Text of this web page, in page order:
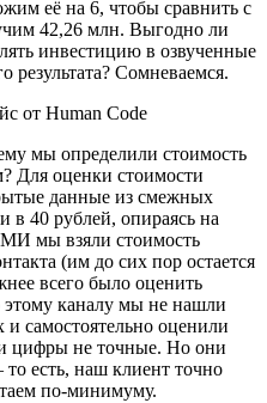
её на 6, чтобы сравнить с
42,26 млн. Выгодно ли
инвестицию в озвученные
результата? Сомневаемся.
мы определили стоимость
Для оценки стоимости
данные из смежных
в 40 рублей, опираясь на
мы взяли стоимость
(им до сих пор остается
всего было оценить
этому каналу мы не нашли
самостоятельно оценили
цифры не точные. Но они
есть, наш клиент точно
по-минимуму.